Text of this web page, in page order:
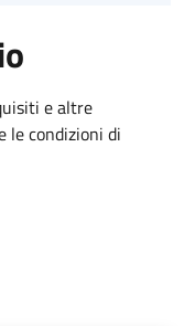
e altre
le condizioni di